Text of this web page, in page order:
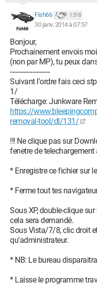
Fish66 1 318
30 janv. 2014 à 07:57
Bonjour,
Prochainement envois
(non par MP), tu peux
-----------------------
Suivant l'ordre fais ceci
1/
Télécharge: Junkware
https://
removal-tool/dl/131/
!!! Ne clique pas sur
fenetre de
* Enregistre ce fichier sur
* Ferme tout tes
Sous XP, double-clique
cela sera demandé.
Sous Vista/7/8, clic droit
qu'administrateur.
* NB: Le bureau
* Laisse le programme